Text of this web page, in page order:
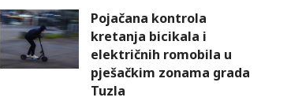
Pojačana kontrola
kretanja bicikala i
električnih romobila u
pješačkim zonama grada
Tuzla